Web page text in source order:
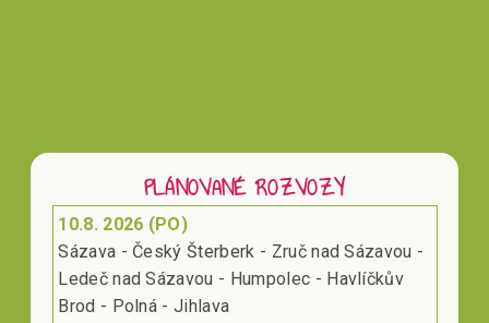
PLÁNOVANÉ ROZVOZY
10.8. 2026 (PO)
Sázava - Český Šterberk - Zruč nad Sázavou -
Ledeč nad Sázavou - Humpolec - Havlíčkův
Brod - Polná - Jihlava